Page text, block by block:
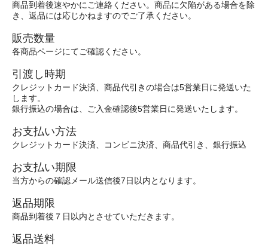
商品到着後速やかにご連絡ください。商品に欠陥がある場合を除
き、返品には応じかねますのでご了承ください。
販売数量
各商品ページにてご確認ください。
引渡し時期
クレジットカード決済、商品代引きの場合は5営業日に発送いた
します。
銀行振込の場合は、ご入金確認後5営業日に発送いたします。
お支払い方法
クレジットカード決済、コンビニ決済、商品代引き、銀行振込
お支払い期限
当方からの確認メール送信後7日以内となります。
返品期限
商品到着後７日以内とさせていただきます。
返品送料